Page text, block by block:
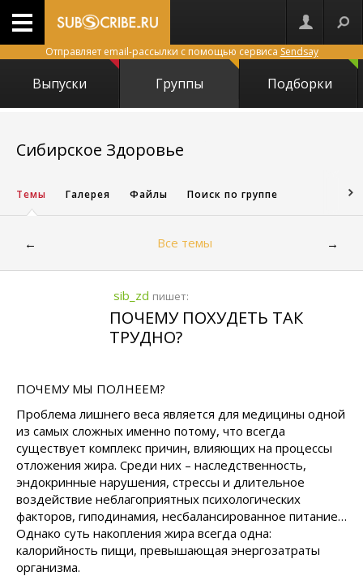
Отправляет email-рассылки с помощью сервиса Sendsay
Выпуски Группы Подборки
Сибирское Здоровье
Темы Галерея Файлы Поиск по группе
← Все темы →
sib_zd пишет:
ПОЧЕМУ ПОХУДЕТЬ ТАК
ТРУДНО?
ПОЧЕМУ МЫ ПОЛНЕЕМ?
Проблема лишнего веса является для медицины одной
из самых сложных именно потому, что всегда
существует комплекс причин, влияющих на процессы
отложения жира. Среди них – наследственность,
эндокринные нарушения, стрессы и длительное
воздействие неблагоприятных психологических
факторов, гиподинамия, несбалансированное питание…
Однако суть накопления жира всегда одна:
калорийность пищи, превышающая энергозатраты
организма.